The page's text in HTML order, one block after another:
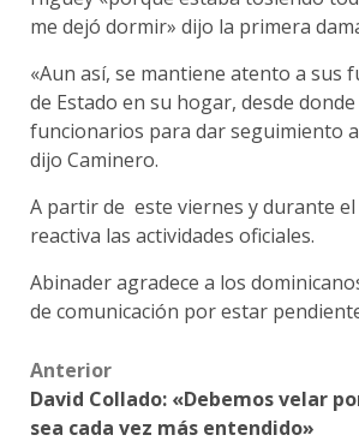
me dejó dormir» dijo la primera
«Aun así, se mantiene atento a sus
de Estado en su hogar, desde
funcionarios para dar seguimiento a
dijo Caminero.
A partir de este viernes y durante el
reactiva las actividades oficiales.
Abinader agradece a los
de comunicación por estar
Post
navigation
Anterior
David Collado: «Debemos velar
sea cada vez más entendido»